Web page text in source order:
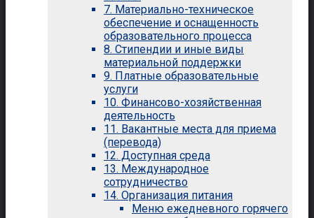
7. Материально-техническое
обеспечение и оснащенность
образовательного процесса
8. Стипендии и иные виды
материальной поддержки
9. Платные образовательные
услуги
10. Финансово-хозяйственная
деятельность
11. Вакантные места для приема
(перевода)
12. Доступная среда
13. Международное
сотрудничество
14. Организация питания
Меню ежедневного горячего